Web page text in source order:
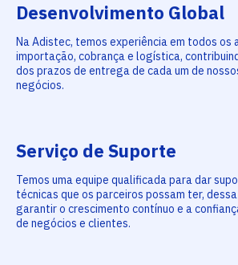
Desenvolvimento Global
Na Adistec, temos experiência em todos os
importação, cobrança e logística,
dos prazos de entrega de cada um de
negócios.
Serviço de Suporte
Temos uma equipe qualificada para dar
técnicas que os parceiros possam ter,
garantir o crescimento contínuo e a
de negócios e clientes.